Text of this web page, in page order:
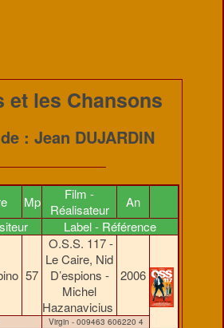
et les Chansons
: Jean DUJARDIN
Mp
Film -
Réalisateur
An
Label - Référence
57
O.S.S. 117 -
Le Caire, Nid
D’espions -
Michel
Hazanavicius
2006
Virgin - 009463 606220 4